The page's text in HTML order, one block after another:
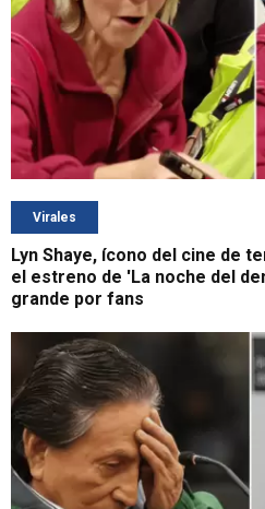
Virales
Lyn Shaye, ícono del cine de
el estreno de 'La noche del
grande por fans